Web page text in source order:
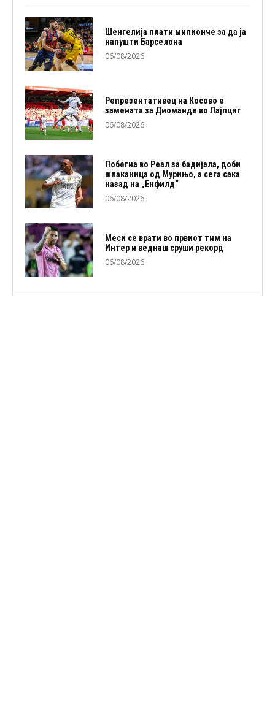
Шенгелија плати милионче за да ја
напушти Барселона
06/08/2026
Репрезентативец на Косово е
замената за Диоманде во Лајпциг
06/08/2026
Побегна во Реал за бадијала, доби
шлаканица од Мурињо, а сега сака
назад на „Енфилд“
06/08/2026
Меси се врати во првиот тим на
Интер и веднаш сруши рекорд
06/08/2026